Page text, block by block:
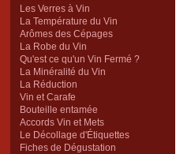
Les Verres à Vin
La Température du Vin
Arômes des Cépages
La Robe du Vin
Qu'est ce qu'un Vin Fermé ?
La Minéralité du Vin
La Réduction
Vin et Carafe
Bouteille entamée
Accords Vin et Mets
Le Décollage d'Étiquettes
Fiches de Dégustation